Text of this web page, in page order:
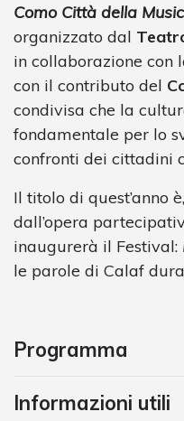
Como Città della
organizzato dal
in collaborazione con
con il contributo del
condivisa che la
fondamentale per lo
confronti dei cittadini
Il titolo di quest’anno
dall’opera
inaugurerà il Festival:
le parole di Calaf
Programma
Informazioni utili